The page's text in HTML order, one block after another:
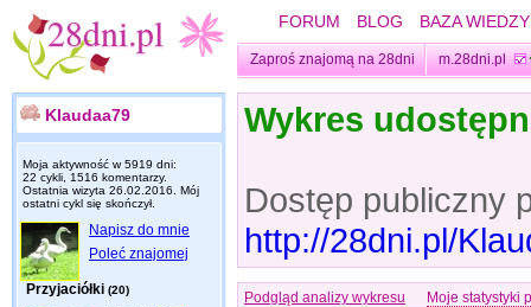
FORUM BLOG BAZA WIEDZY
Zaproś znajomą na 28dni m.28dni.pl
Klaudaa79
Moja aktywność w 5919 dni:
22 cykli, 1516 komentarzy.
Ostatnia wizyta 26.02.2016 . Mój
ostatni cykl się skończył.
Napisz do mnie
Poleć znajomej
Przyjaciółki (20)
Wykres
Dostęp publiczny
http://28dni.pl/
Podgląd analizy wykresu Moje statystyki